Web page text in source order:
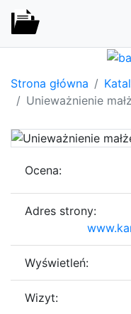
Strona główna
Unieważnienie
Ocena:
Adres strony:
Wyświetleń:
Wizyt: